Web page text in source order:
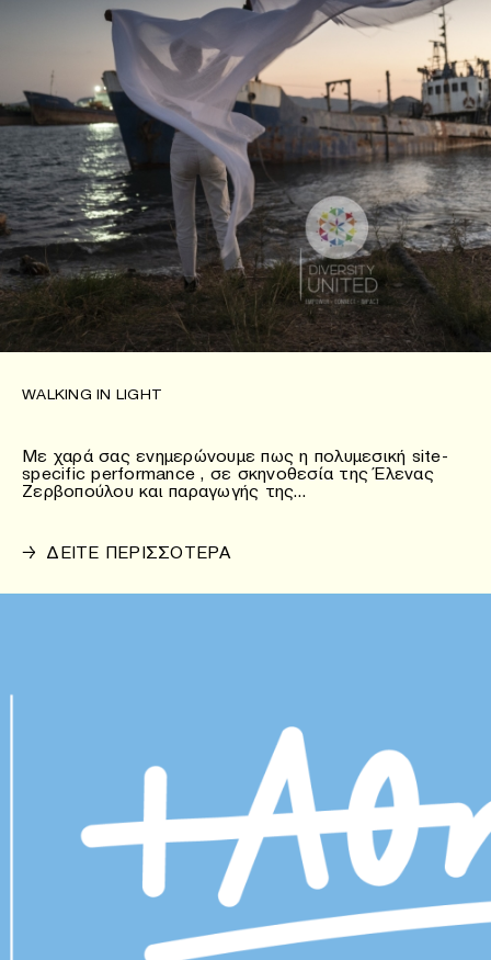
WALKING IN LIGHT
Με χαρά σας ενημερώνουμε πως η πολυμεσική site-
specific performance , σε σκηνοθεσία της Έλενας
Ζερβοπούλου και παραγωγής της…
→ ΔΕΙΤΕ ΠΕΡΙΣΣΟΤΕΡΑ